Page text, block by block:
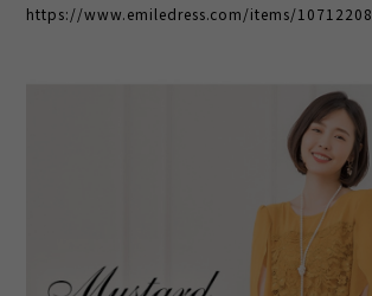
https://www.emiledress.com/items/10712208